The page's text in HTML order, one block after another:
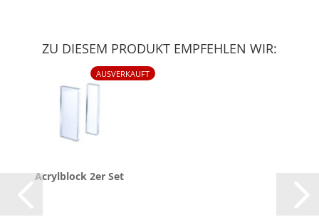
ZU DIESEM PRODUKT EMPFEHLEN WIR:
AUSVERKAUFT
Acryl­block 2er Set